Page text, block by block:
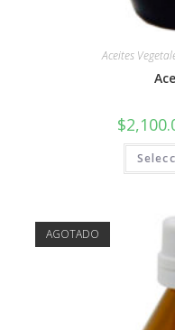
Aceites
$
AGOTADO